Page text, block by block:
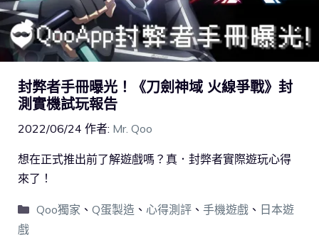
封弊者手冊曝光！《刀劍神域 火線爭戰》封
測實機試玩報告
2022/06/24 作者: Mr. Qoo
想在正式推出前了解遊戲嗎？真．封弊者實際遊玩心得
來了！
Qoo獨家 、 Q蛋製造 、 心得測評、 手機遊戲、 日本遊
戲